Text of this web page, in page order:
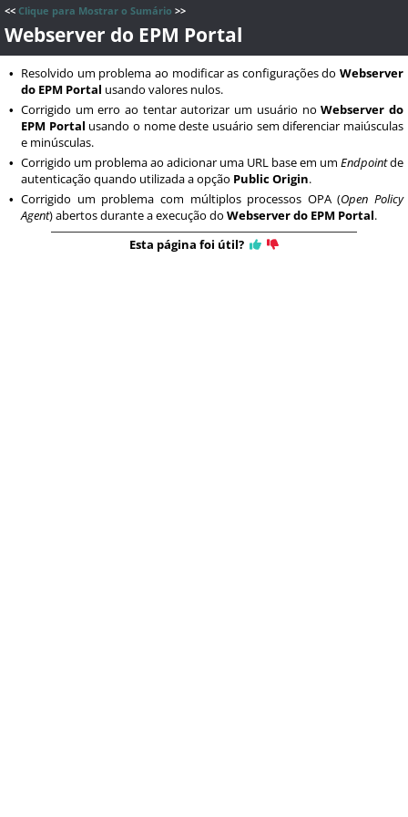
<< Clique para Mostrar o Sumário >>
Webserver do EPM Portal
• Resolvido um problema ao modificar as configurações do Webserver
do EPM Portal usando valores nulos.
• Corrigido um erro ao tentar autorizar um usuário noWebserver do
EPM Portal usando o nome deste usuário sem diferenciar maiúsculas
e minúsculas.
• Corrigido um problema ao adicionar uma URL base em um Endpointde
autenticação quando utilizada a opção Public Origin.
• Corrigido um problema com múltiplos processos OPA (Open Policy
Agent) abertos durante a execução do Webserver do EPM Portal.
Esta página foi útil?